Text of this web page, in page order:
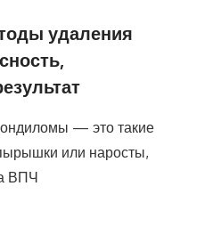
удаления
— это такие
или наросты,
ВПЧ